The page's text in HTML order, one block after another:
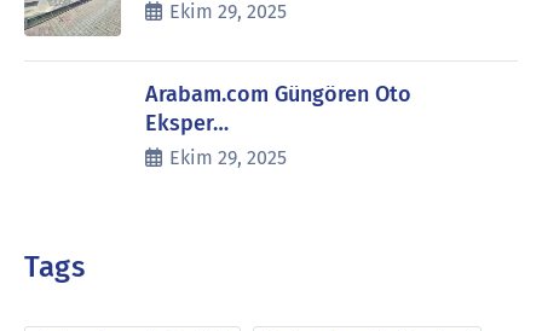
Ekim 29, 2025
Arabam.com Güngören Oto
Eksper…
Ekim 29, 2025
Tags